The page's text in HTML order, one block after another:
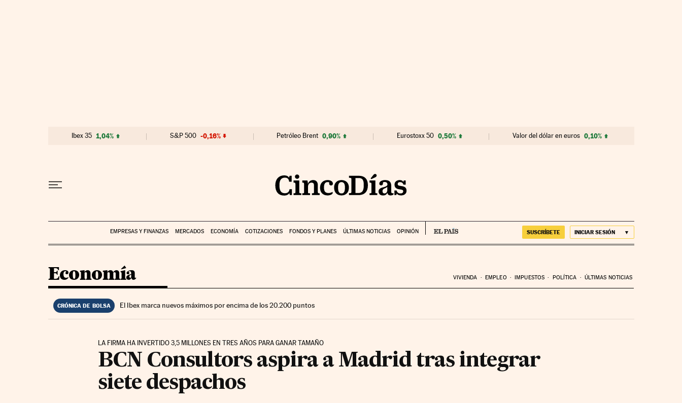
Ibex 35 1,04% S&P 500 -0,16% Petróleo Brent 0,90% Eurostoxx 50 0,50% Valor del dólar en euros 0,10%
EMPRESAS Y FINANZAS MERCADOS ECONOMÍA COTIZACIONES FONDOS Y PLANES ÚLTIMAS NOTICIAS OPINIÓN SUSCRÍBETE INICIAR SESIÓN
Economía VIVIENDA EMPLEO IMPUESTOS POLÍTICA ÚLTIMAS NOTICIAS
CRÓNICA DE BOLSA El Ibex marca nuevos máximos por encima de los 20.200 puntos
LA FIRMA HA INVERTIDO 3,5 MILLONES EN TRES AÑOS PARA GANAR TAMAÑO
BCN Consultors aspira a Madrid tras integrar
siete despachos